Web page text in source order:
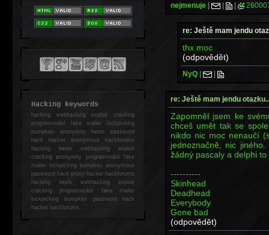
nejmenuje | | |
re: Ještě mam jendu
thx moc
(odpovědět)
NyQ | |
re: Ještě mam jendu otazku..
Zapomněl jsem ke
chceš umět tak se
nikdo nic moc nenaučí
jednoznačně, nic
žádný pascaly a delphi
----------
Skinhead
Deadhead
Everybody
Gone bad
(odpovědět)
Hacking keywords
hackingwebhacking exploit cracking
programování fake mailer lockpicking
bumpkey anonymity heslo password
hackhacker anonymous hackforums
hackingheslo webhacking exploit
cracking anonymity programování fake
mailer lockpicking bumpkey anonymous
password hack proxy hacker hackforums
hacking heslo webhacking exploit
cracking programování fake mailer
lockpicking bumpkey password hack
hackerhackforums